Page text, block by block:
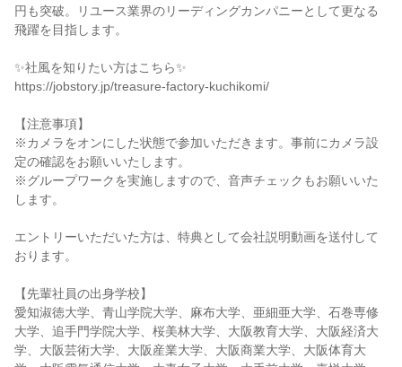
円も突破。リユース業界のリーディングカンパニーとして更なる
飛躍を目指します。
✨社風を知りたい方はこちら✨
https://jobstory.jp/treasure-factory-kuchikomi/
【注意事項】
※カメラをオンにした状態で参加いただきます。事前にカメラ設
定の確認をお願いいたします。
※グループワークを実施しますので、音声チェックもお願いいた
します。
エントリーいただいた方は、特典として会社説明動画を送付して
おります。
【先輩社員の出身学校】
愛知淑徳大学、青山学院大学、麻布大学、亜細亜大学、石巻専修
大学、追手門学院大学、桜美林大学、大阪教育大学、大阪経済大
学、大阪芸術大学、大阪産業大学、大阪商業大学、大阪体育大